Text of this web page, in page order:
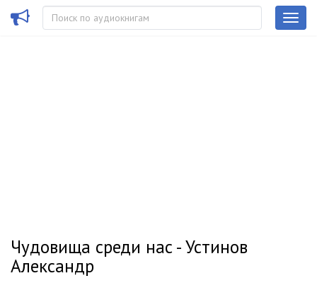
Чудовища среди нас - Устинов
Александр